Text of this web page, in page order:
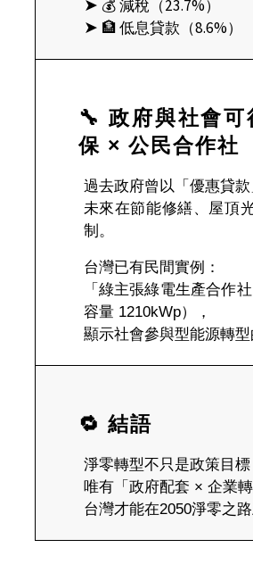
➤ 💰 減稅（23.7%）
➤ 🏦 低息貸款（8.6%）
🔧 政府與社會
保 × 公民合作社
過去政府曾以「優惠貸
未來在節能修繕、屋頂
制。
台灣已有民間實例：
「綠主張綠電生產合作
容量 1210kWp），
顯示社會參與型能源轉型
🔁 結語
淨零轉型不只是政策目
唯有「政府配套 × 企業
台灣才能在2050淨零之路